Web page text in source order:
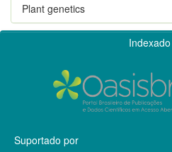
Plant genetics
Suportado por